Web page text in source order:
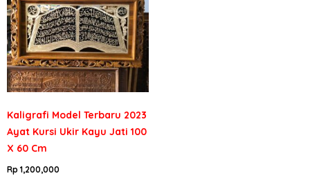
Kaligrafi Model Terbaru 2023
Ayat Kursi Ukir Kayu Jati 100
X 60 Cm
Rp 1,200,000